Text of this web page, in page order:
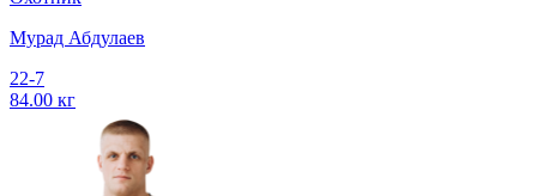
Мурад Абдулаев
22-7
84.00 кг